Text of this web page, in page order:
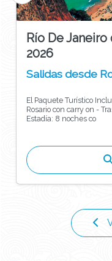
Río De Janeiro
2026
Salidas desde
El Paquete Turístico Incluye: - Vuelo DIRECTO con
Rosario con carry on -
Estadía: 8 noches co